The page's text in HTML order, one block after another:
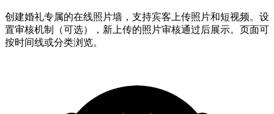
创建婚礼专属的在线照片墙，支持宾客上传照片和短视频。设
置审核机制（可选），新上传的照片审核通过后展示。页面可
按时间线或分类浏览。